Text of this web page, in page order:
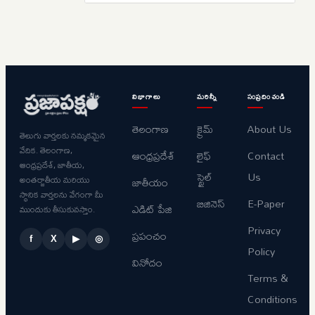
తెలుగు వార్తలకు నమ్మకమైన
వేదిక. తెలంగాణ,
ఆంధ్రప్రదేశ్, జాతీయ,
అంతర్జాతీయ మరియు
స్థానిక వార్తలను వేగంగా మీ
ముందుకు తీసుకువస్తాం.
f X ▶ ◎
విభాగాలు
తెలంగాణ
ఆంధ్రప్రదేశ్
జాతీయం
ఎడిట్ పేజి
ప్రపంచం
వినోదం
మరిన్నీ
క్రైమ్
లైఫ్
స్టైల్
బిజినెస్
సంప్రదించండి
About Us
Contact
Us
E-Paper
Privacy
Policy
Terms &
Conditions